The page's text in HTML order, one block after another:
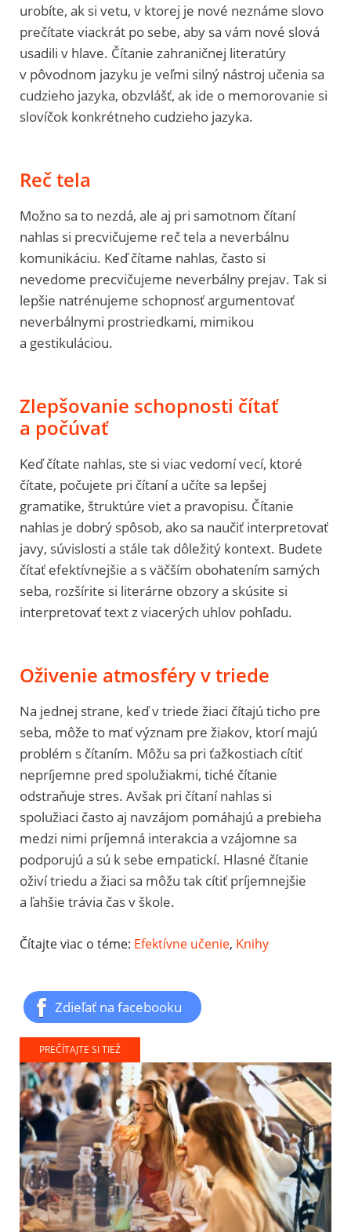
urobíte, ak si vetu, v ktorej je nové neznáme slovo
prečítate viackrát po sebe, aby sa vám nové slová
usadili v hlave. Čítanie zahraničnej literatúry
v pôvodnom jazyku je veľmi silný nástroj učenia sa
cudzieho jazyka, obzvlášť, ak ide o memorovanie si
slovíčok konkrétneho cudzieho jazyka.
Reč tela
Možno sa to nezdá, ale aj pri samotnom čítaní
nahlas si precvičujeme reč tela a neverbálnu
komunikáciu. Keď čítame nahlas, často si
nevedome precvičujeme neverbálny prejav. Tak si
lepšie natrénujeme schopnosť argumentovať
neverbálnymi prostriedkami, mimikou
a gestikuláciou.
Zlepšovanie schopnosti čítať
a počúvať
Keď čítate nahlas, ste si viac vedomí vecí, ktoré
čítate, počujete pri čítaní a učíte sa lepšej
gramatike, štruktúre viet a pravopisu. Čítanie
nahlas je dobrý spôsob, ako sa naučiť interpretovať
javy, súvislosti a stále tak dôležitý kontext. Budete
čítať efektívnejšie a s väčším obohatením samých
seba, rozšírite si literárne obzory a skúsite si
interpretovať text z viacerých uhlov pohľadu.
Oživenie atmosféry v triede
Na jednej strane, keď v triede žiaci čítajú ticho pre
seba, môže to mať význam pre žiakov, ktorí majú
problém s čítaním. Môžu sa pri ťažkostiach cítiť
nepríjemne pred spolužiakmi, tiché čítanie
odstraňuje stres. Avšak pri čítaní nahlas si
spolužiaci často aj navzájom pomáhajú a prebieha
medzi nimi príjemná interakcia a vzájomne sa
podporujú a sú k sebe empatickí. Hlasné čítanie
oživí triedu a žiaci sa môžu tak cítiť príjemnejšie
a ľahšie trávia čas v škole.
Čítajte viac o téme: Efektívne učenie, Knihy
Zdieľať na facebooku
PREČÍTAJTE SI TIEŽ